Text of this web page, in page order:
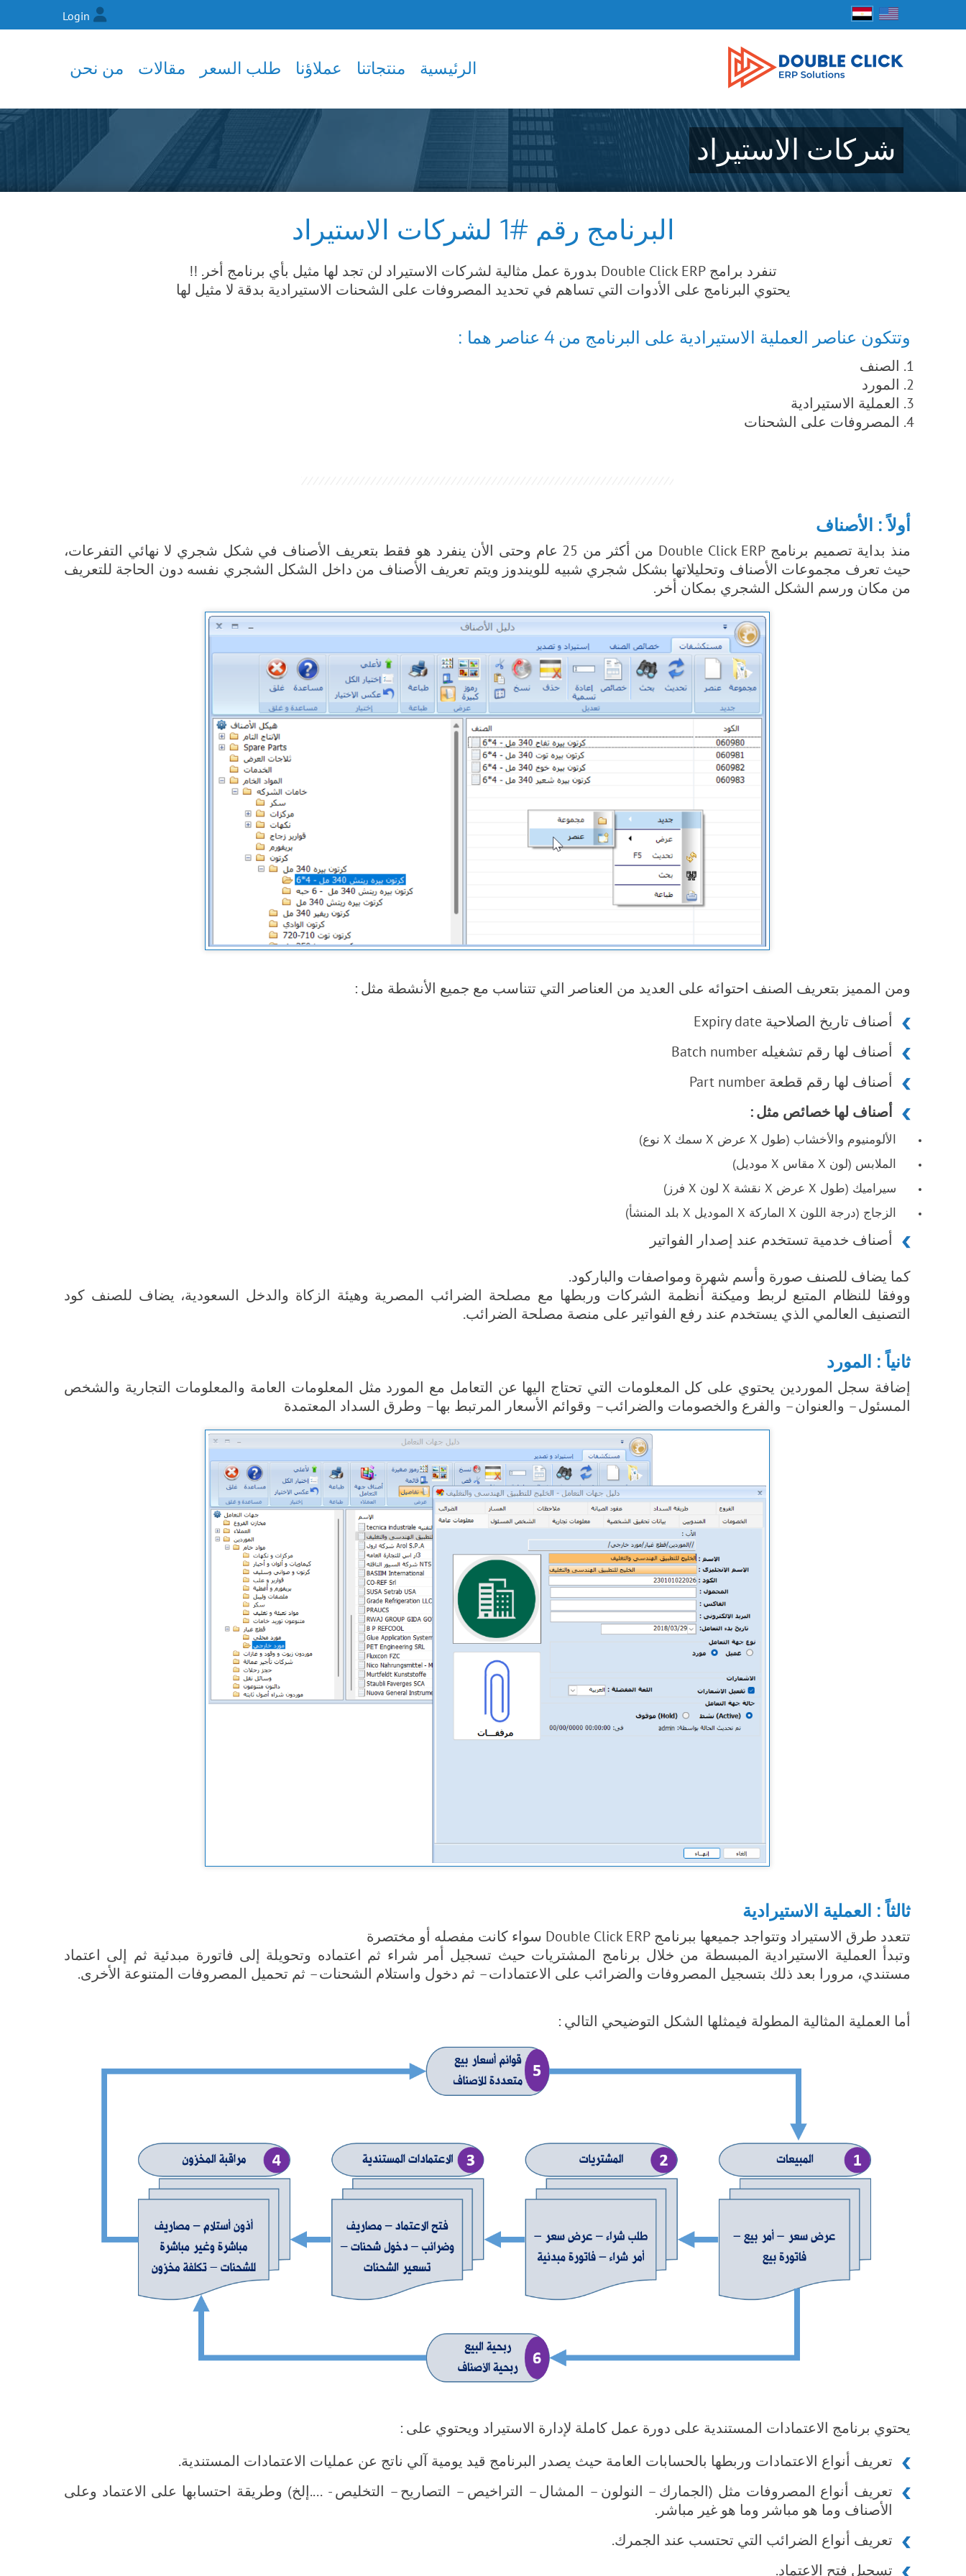
Login
الرئيسية منتجاتنا عملاؤنا طلب السعر مقالات من نحن
شركات الاستيراد
البرنامج رقم #1 لشركات الاستيراد
تنفرد برامج Double Click ERP بدورة عمل مثالية لشركات الاستيراد لن تجد لها مثيل بأي برنامج أخر. !!
يحتوي البرنامج على الأدوات التي تساهم في تحديد المصروفات على الشحنات الاستيرادية بدقة لا مثيل لها
وتتكون عناصر العملية الاستيرادية على البرنامج من 4 عناصر هما :
الصنف
المورد
العملية الاستيرادية
المصروفات على الشحنات
أولاً : الأصناف
منذ بداية تصميم برنامج Double Click ERP من أكثر من 25 عام وحتى الأن ينفرد هو فقط بتعريف الأصناف في شكل شجري لا نهائي التفرعات،
حيث تعرف مجموعات الأصناف وتحليلاتها بشكل شجري شبيه للويندوز ويتم تعريف الأصناف من داخل الشكل الشجري نفسه دون الحاجة للتعريف
من مكان ورسم الشكل الشجري بمكان أخر.
ومن المميز بتعريف الصنف احتوائه على العديد من العناصر التي تتناسب مع جميع الأنشطة مثل :
أصناف تاريخ الصلاحية Expiry date
أصناف لها رقم تشغيله Batch number
أصناف لها رقم قطعة Part number
أصناف لها خصائص مثل :
الألومنيوم والأخشاب (طول X عرض X سمك X نوع)
الملابس (لون X مقاس X موديل)
سيراميك (طول X عرض X نقشة X لون X فرز)
الزجاج (درجة اللون X الماركة X الموديل X بلد المنشأ)
أصناف خدمية تستخدم عند إصدار الفواتير
كما يضاف للصنف صورة وأسم شهرة ومواصفات والباركود.
ووفقا للنظام المتبع لربط وميكنة أنظمة الشركات وربطها مع مصلحة الضرائب المصرية وهيئة الزكاة والدخل السعودية، يضاف للصنف كود
التصنيف العالمي الذي يستخدم عند رفع الفواتير على منصة مصلحة الضرائب.
ثانياً : المورد
إضافة سجل الموردين يحتوي على كل المعلومات التي تحتاج اليها عن التعامل مع المورد مثل المعلومات العامة والمعلومات التجارية والشخص
المسئول – والعنوان – والفرع والخصومات والضرائب – وقوائم الأسعار المرتبط بها – وطرق السداد المعتمدة
ثالثاً : العملية الاستيرادية
تتعدد طرق الاستيراد وتتواجد جميعها ببرنامج Double Click ERP سواء كانت مفصله أو مختصرة
وتبدأ العملية الاستيرادية المبسطة من خلال برنامج المشتريات حيث تسجيل أمر شراء ثم اعتماده وتحويلة إلى فاتورة مبدئية ثم إلى اعتماد
مستندي، مرورا بعد ذلك بتسجيل المصروفات والضرائب على الاعتمادات – ثم دخول واستلام الشحنات – ثم تحميل المصروفات المتنوعة الأخرى.
أما العملية المثالية المطولة فيمثلها الشكل التوضيحي التالي :
يحتوي برنامج الاعتمادات المستندية على دورة عمل كاملة لإدارة الاستيراد ويحتوي على :
تعريف أنواع الاعتمادات وربطها بالحسابات العامة حيث يصدر البرنامج قيد يومية آلي ناتج عن عمليات الاعتمادات المستندية.
تعريف أنواع المصروفات مثل (الجمارك – النولون – المشال – التراخيص – التصاريح – التخليص - ....إلخ) وطريقة احتسابها على الاعتماد وعلى
الأصناف وما هو مباشر وما هو غير مباشر.
تعريف أنواع الضرائب التي تحتسب عند الجمرك.
تسجيل فتح الاعتماد.